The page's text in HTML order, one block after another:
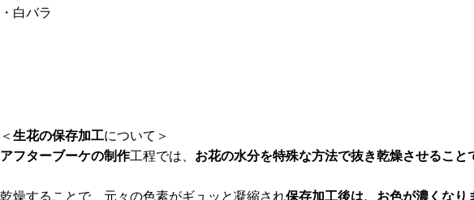
・白バラ
＜ 生花の保存加工について＞
アフターブーケの制作工程では、 お花の水分を特殊な方法で抜き乾燥させること
乾燥することで、元々の色素がギュッと凝縮され保存加工後は、お色が濃くなり